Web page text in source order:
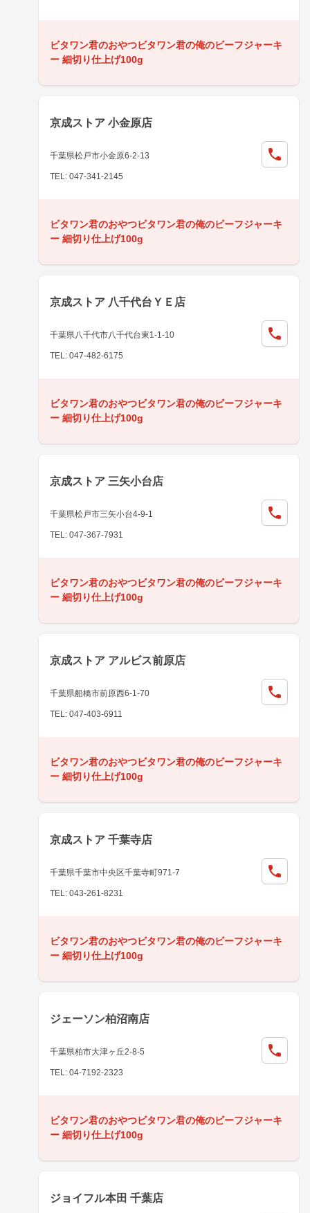
ビタワン君のおやつビタワン君の俺のビーフジャーキ
ー 細切り仕上げ100g
京成ストア 小金原店
千葉県松戸市小金原6-2-13
TEL: 047-341-2145
ビタワン君のおやつビタワン君の俺のビーフジャーキ
ー 細切り仕上げ100g
京成ストア 八千代台ＹＥ店
千葉県八千代市八千代台東1-1-10
TEL: 047-482-6175
ビタワン君のおやつビタワン君の俺のビーフジャーキ
ー 細切り仕上げ100g
京成ストア 三矢小台店
千葉県松戸市三矢小台4-9-1
TEL: 047-367-7931
ビタワン君のおやつビタワン君の俺のビーフジャーキ
ー 細切り仕上げ100g
京成ストア アルビス前原店
千葉県船橋市前原西6-1-70
TEL: 047-403-6911
ビタワン君のおやつビタワン君の俺のビーフジャーキ
ー 細切り仕上げ100g
京成ストア 千葉寺店
千葉県千葉市中央区千葉寺町971-7
TEL: 043-261-8231
ビタワン君のおやつビタワン君の俺のビーフジャーキ
ー 細切り仕上げ100g
ジェーソン柏沼南店
千葉県柏市大津ヶ丘2-8-5
TEL: 04-7192-2323
ビタワン君のおやつビタワン君の俺のビーフジャーキ
ー 細切り仕上げ100g
ジョイフル本田 千葉店